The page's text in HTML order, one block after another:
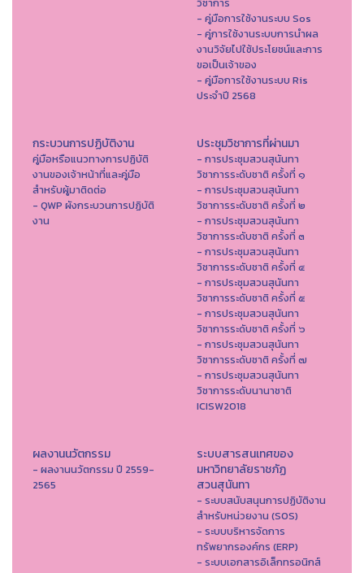
- คู่มือการใช้งานระบบ Sos
- คู่การใช้งานระบบการนำผล
งานวิจัยไปใช้ประโยชน์และการ
ขอเป็นเจ้าของ
- คู่มือการใช้งานระบบ Ris
ประจำปี 2568
กระบวนการปฏิบัติงาน
คู่มือหรือแนวทางการปฏิบัติ
งานของเจ้าหน้าที่และคู่มือ
สำหรับผู้มาติดต่อ
- QWP ผังกระบวนการปฏิบัติ
งาน
ประชุมวิชาการที่ผ่านมา
- การประชุมสวนสุนันทา
วิชาการระดับชาติ ครั้งที่ ๑
- การประชุมสวนสุนันทา
วิชาการระดับชาติ ครั้งที่ ๒
- การประชุมสวนสุนันทา
วิชาการระดับชาติ ครั้งที่ ๓
- การประชุมสวนสุนันทา
วิชาการระดับชาติ ครั้งที่ ๔
- การประชุมสวนสุนันทา
วิชาการระดับชาติ ครั้งที่ ๕
- การประชุมสวนสุนันทา
วิชาการระดับชาติ ครั้งที่ ๖
- การประชุมสวนสุนันทา
วิชาการระดับชาติ ครั้งที่ ๗
- การประชุมสวนสุนันทา
วิชาการระดับนานาชาติ
ICISW2018
ผลงานนวัตกรรม
- ผลงานนวัตกรรม ปี 2559-
2565
ระบบสารสนเทศของ
มหาวิทยาลัยราชภัฏ
สวนสุนันทา
- ระบบสนับสนุนการปฏิบัติงาน
สำหรับหน่วยงาน (SOS)
- ระบบบริหารจัดการ
ทรัพยากรองค์กร (ERP)
- ระบบเอกสารอิเล็กทรอนิกส์